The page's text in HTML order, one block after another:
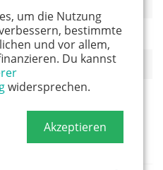
um die Nutzung
bestimmte
und vor allem,
Du kannst
widersprechen.
Akzeptieren